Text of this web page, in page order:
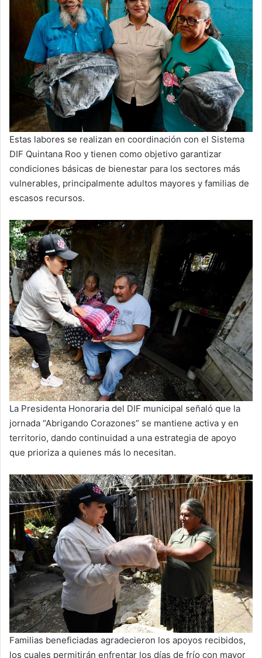
Estas labores se realizan en coordinación con el Sistema
DIF Quintana Roo y tienen como objetivo garantizar
condiciones básicas de bienestar para los sectores más
vulnerables, principalmente adultos mayores y familias de
escasos recursos.
La Presidenta Honoraria del DIF municipal señaló que la
jornada “Abrigando Corazones” se mantiene activa y en
territorio, dando continuidad a una estrategia de apoyo
que prioriza a quienes más lo necesitan.
Familias beneficiadas agradecieron los apoyos recibidos,
los cuales permitirán enfrentar los días de frío con mayor